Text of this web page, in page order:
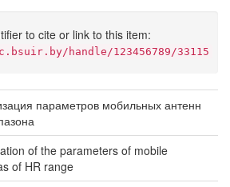
to cite or link to this item:
handle/123456789/33115
параметров мобильных антенн
of the parameters of mobile
of HR range